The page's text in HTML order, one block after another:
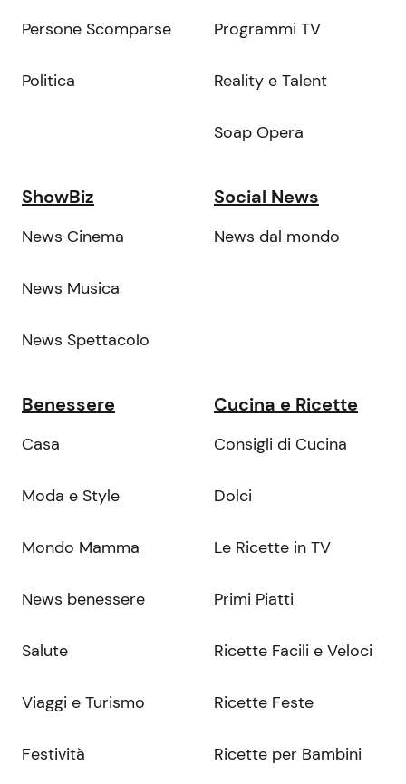
Persone Scomparse
Politica
Programmi TV
Reality e Talent
Soap Opera
ShowBiz
News Cinema
News Musica
News Spettacolo
Social News
News dal mondo
Benessere
Casa
Moda e Style
Mondo Mamma
News benessere
Salute
Viaggi e Turismo
Festività
Cucina e Ricette
Consigli di Cucina
Dolci
Le Ricette in TV
Primi Piatti
Ricette Facili e Veloci
Ricette Feste
Ricette per Bambini